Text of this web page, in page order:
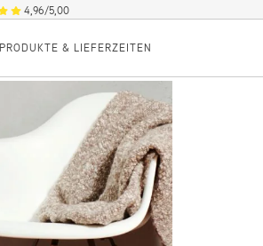
4,96/5,00
PRODUKTE & LIEFERZEITEN